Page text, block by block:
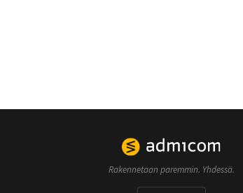
Rakennetaan paremmin. Yhdessä.